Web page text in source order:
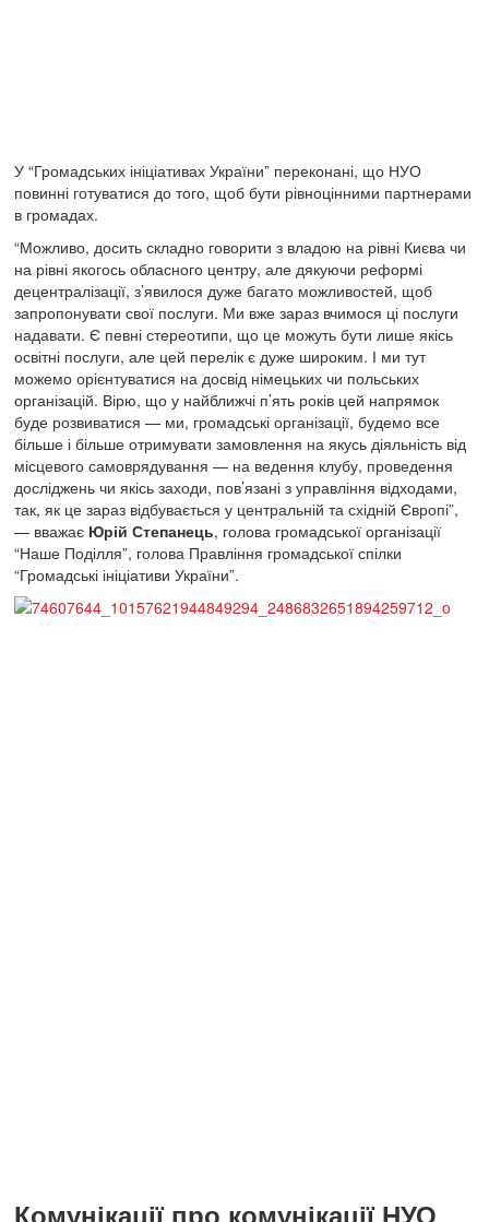
У “Громадських ініціативах України” переконані, що НУО
повинні готуватися до того, щоб бути рівноцінними партнерами
в громадах.
“Можливо, досить складно говорити з владою на рівні Києва чи
на рівні якогось обласного центру, але дякуючи реформі
децентралізації, з’явилося дуже багато можливостей, щоб
запропонувати свої послуги. Ми вже зараз вчимося ці послуги
надавати. Є певні стереотипи, що це можуть бути лише якісь
освітні послуги, але цей перелік є дуже широким. І ми тут
можемо орієнтуватися на досвід німецьких чи польських
організацій. Вірю, що у найближчі п’ять років цей напрямок
буде розвиватися — ми, громадські організації, будемо все
більше і більше отримувати замовлення на якусь діяльність від
місцевого самоврядування — на ведення клубу, проведення
досліджень чи якісь заходи, пов’язані з управління відходами,
так, як це зараз відбувається у центральній та східній Європі”,
— вважає Юрій Степанець, голова громадської організації
“Наше Поділля”, голова Правління громадської спілки
“Громадські ініціативи України”.
Комунікації про комунікації НУО